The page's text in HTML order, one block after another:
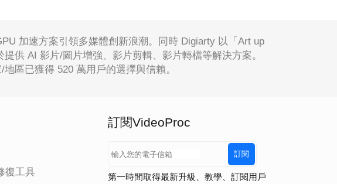
加速方案引領多媒體創新浪潮。同時 Digiarty 以「Art up
供 AI 影片/圖片增強、影片剪輯、影片轉檔等解決方案。
區已獲得 520 萬用戶的選擇與信賴。
復工具
訂閱VideoProc
訂閱
第一時間取得最新升級、教學、訂閱用戶